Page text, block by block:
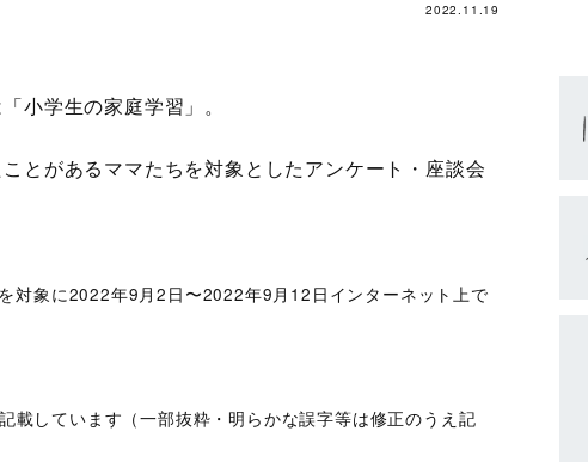
2022.11.19
小学生の家庭学習」。
とがあるママたちを対象としたアンケート・座談会
対象に2022年9月2日〜2022年9月12日インターネット上で
載しています（一部抜粋・明らかな誤字等は修正のうえ記